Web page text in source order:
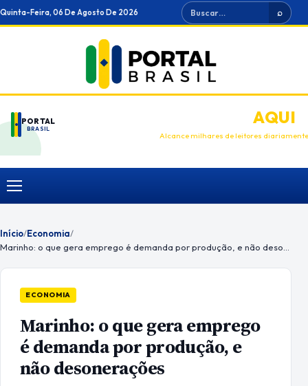
Ir
para
Quinta-Feira, 06 De Agosto De 2026 Buscar ⌕
PORTAL
BRASIL
ANUNCIEAQUI
Alcance milhares de leitores diariamente
Menu
Início/Economia/
ECONOMIA
Marinho: o que gera emprego
é demanda por produção, e
não desonerações